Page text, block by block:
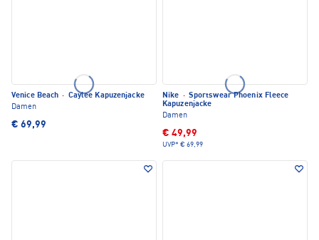
Venice Beach · Caylee Kapuzenjacke
Damen
€ 69,99
Nike · Sportswear Phoenix Fleece
Kapuzenjacke
Damen
€ 49,99
UVP* € 69,99